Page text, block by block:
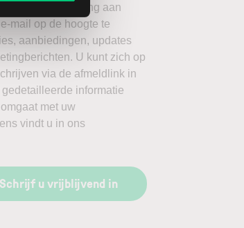
u toestemming aan
e-mail op de hoogte te
aanbiedingen, updates
U kunt zich op
via de afmeldlink in
informatie
met uw
vindt u in ons
Schrijf u vrijblijvend in